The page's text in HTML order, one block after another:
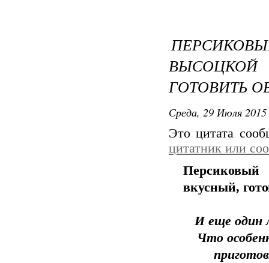
ГОТОВИТЬ
Среда, 29 Июля
Это цитата
цитатник или
вкусный,
И еще один
Что